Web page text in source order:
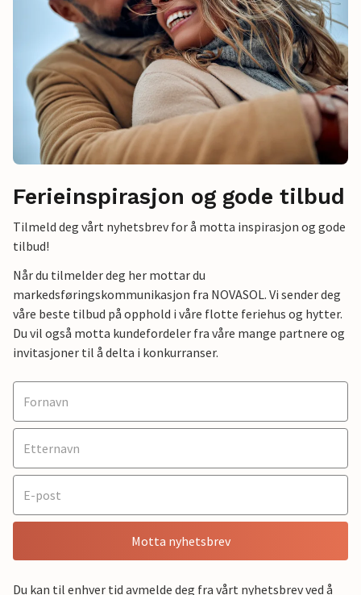
Ferieinspirasjon og gode tilbud
Tilmeld deg vårt nyhetsbrev for å motta inspirasjon og gode
tilbud!
Når du tilmelder deg her mottar du
markedsføringskommunikasjon fra NOVASOL. Vi sender deg
våre beste tilbud på opphold i våre flotte feriehus og hytter.
Du vil også motta kundefordeler fra våre mange partnere og
invitasjoner til å delta i konkurranser.
Motta nyhetsbrev
Du kan til enhver tid avmelde deg fra vårt nyhetsbrev ved å